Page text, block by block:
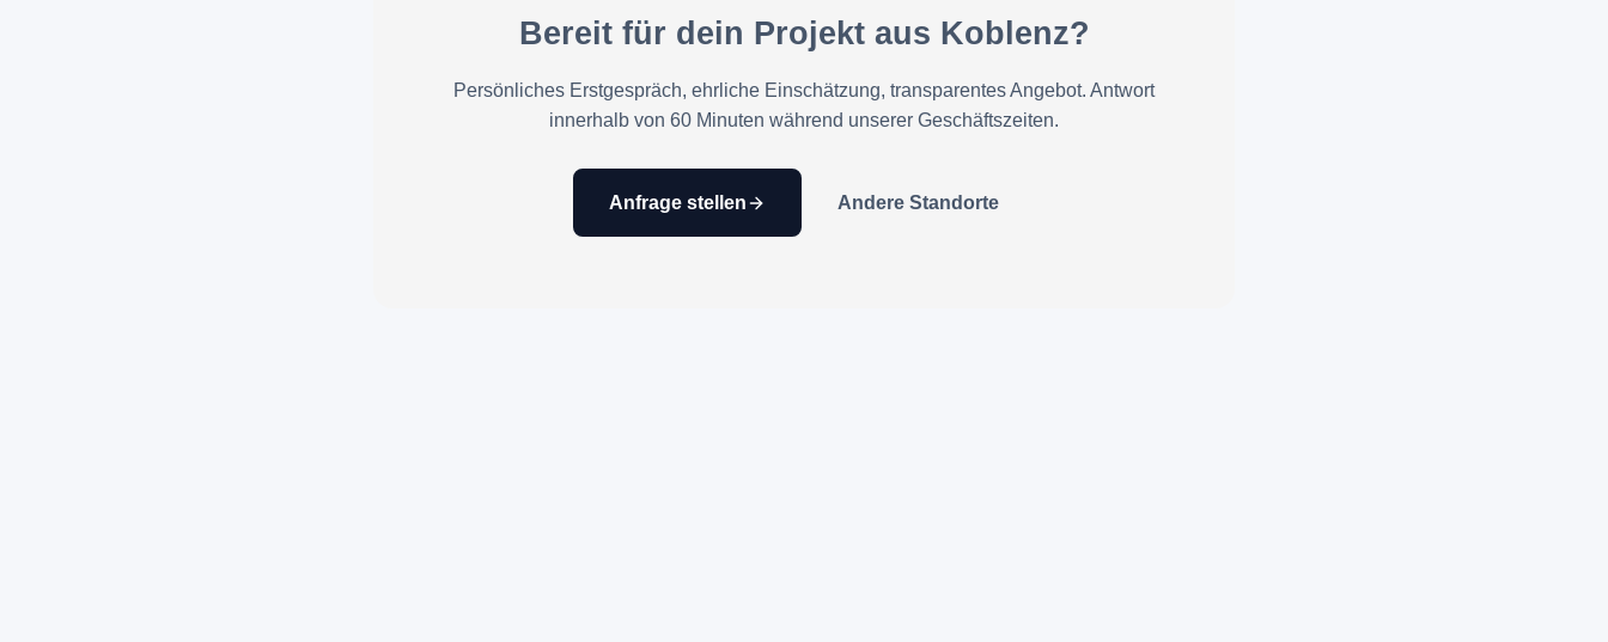
Bereit für dein Projekt aus Koblenz?
Persönliches Erstgespräch, ehrliche Einschätzung, transparentes Angebot. Antwort
innerhalb von 60 Minuten während unserer Geschäftszeiten.
Anfrage stellen Andere Standorte